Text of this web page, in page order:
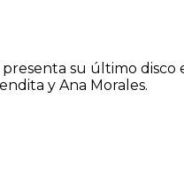
su último
y Ana Morales.